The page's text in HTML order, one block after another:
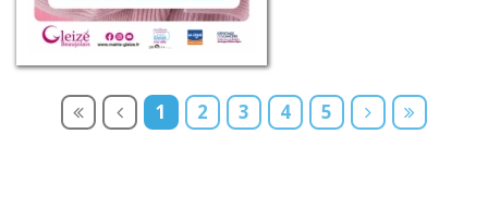
1 2 3 4 5